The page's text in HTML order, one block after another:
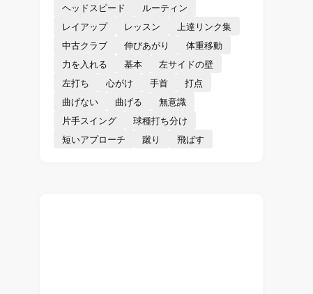
ヘッドスピード
ルーティン
レイアップ
レッスン
上達リンク集
中古クラブ
伸びあがり
体重移動
力を入れる
基本
左サイドの壁
左打ち
心がけ 手首
打点
曲げない
曲げる
無意識
片手スイング
球種打ち分け
短いアプローチ
蹴り 飛ばす